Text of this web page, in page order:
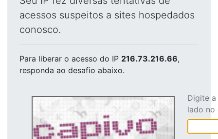
acessos suspeitos a sites hospedados
conosco.
Para liberar o acesso do IP 216.73.216.66,
responda ao desafio abaixo.
Digite
lado no